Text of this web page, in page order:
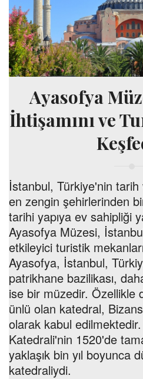
Ayasofya
İhtişamını ve
İstanbul, Türkiye'nin tarih
en zengin şehirlerinden
tarihi yapıya ev sahipliği
Ayasofya Müzesi,
etkileyici turistik
Ayasofya, İstanbul,
patrikhane bazilikası,
ise bir müzedir. Özellikle
ünlü olan katedral,
olarak kabul
Katedrali'nin 1520'de
yaklaşık bin yıl boyunca
katedraliydi.